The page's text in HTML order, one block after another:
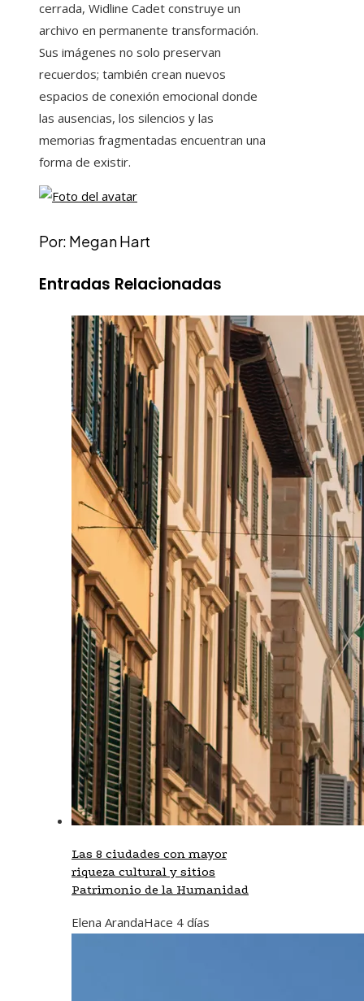
cerrada, Widline Cadet construye un
archivo en permanente transformación.
Sus imágenes no solo preservan
recuerdos; también crean nuevos
espacios de conexión emocional donde
las ausencias, los silencios y las
memorias fragmentadas encuentran una
forma de existir.
Por: Megan Hart
Entradas Relacionadas
Las 8 ciudades con mayor
riqueza cultural y sitios
Patrimonio de la Humanidad
Elena ArandaHace 4 días